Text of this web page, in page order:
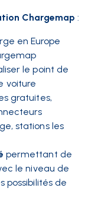
Chargemap :
en Europe
le point de
voiture
gratuites,
stations les
permettant de
le niveau de
possibilités de